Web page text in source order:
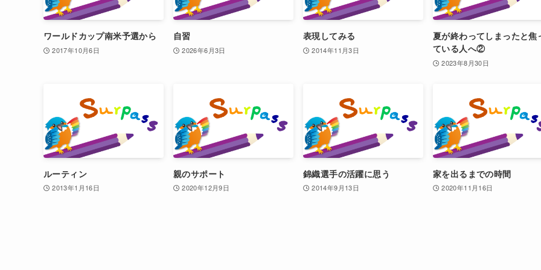
ワールドカップ南米予選から
2017年10月6日
自習
2026年6月3日
表現してみる
2014年11月3日
夏が終わってしまったと焦
ている人へ②
2023年8月30日
ルーティン
2013年1月16日
親のサポート
2020年12月9日
錦織選手の活躍に思う
2014年9月13日
家を出るまでの時間
2020年11月16日